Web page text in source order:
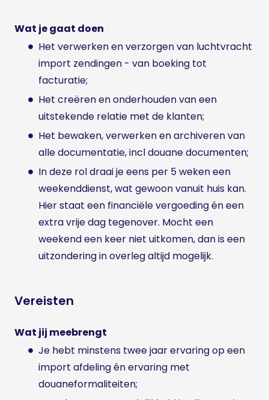
Wat je gaat doen
Het verwerken en verzorgen van luchtvracht
import zendingen - van boeking tot
facturatie;
Het creëren en onderhouden van een
uitstekende relatie met de klanten;
Het bewaken, verwerken en archiveren van
alle documentatie, incl douane documenten;
In deze rol draai je eens per 5 weken een
weekenddienst, wat gewoon vanuit huis kan.
Hier staat een financiële vergoeding én een
extra vrije dag tegenover. Mocht een
weekend een keer niet uitkomen, dan is een
uitzondering in overleg altijd mogelijk.
Vereisten
Wat jij meebrengt
Je hebt minstens twee jaar ervaring op een
import afdeling én ervaring met
douaneformaliteiten;